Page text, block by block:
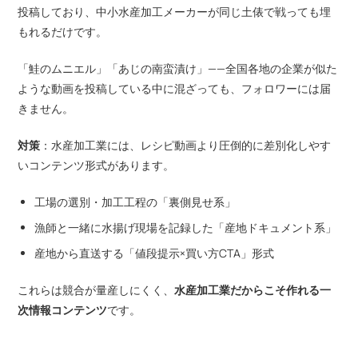
投稿しており、中小水産加工メーカーが同じ土俵で戦っても埋
もれるだけです。
「鮭のムニエル」「あじの南蛮漬け」——全国各地の企業が似た
ような動画を投稿している中に混ざっても、フォロワーには届
きません。
対策 ：水産加工業には、レシピ動画より圧倒的に差別化しやす
いコンテンツ形式があります。
工場の選別・加工工程の「裏側見せ系」
漁師と一緒に水揚げ現場を記録した「産地ドキュメント系」
産地から直送する「値段提示×買い方CTA」形式
これらは競合が量産しにくく、水産加工業だからこそ作れる一
次情報コンテンツです。